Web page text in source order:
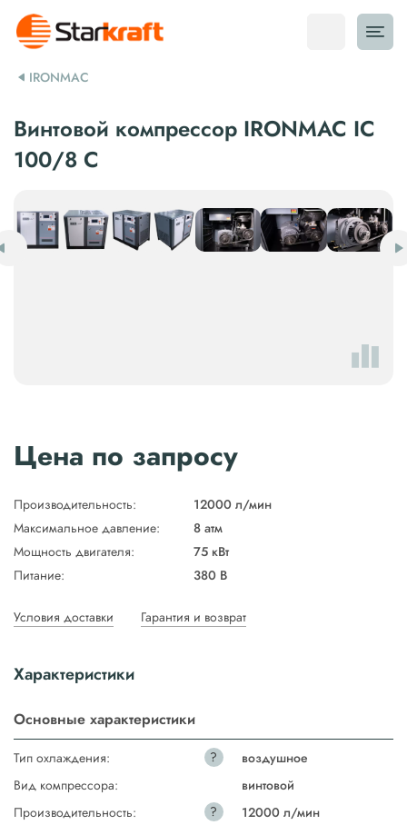
IRONMAC
Винтовой компрессор IRONMAC IC
100/8 C
Цена по запросу
Производительность:
12000 л/мин
Максимальное давление:
8 атм
Мощность двигателя:
75 кВт
Питание:
380 В
Условия доставки Гарантия и возврат
Характеристики
Основные характеристики
Тип охлаждения: ?
воздушное
Вид компрессора:
винтовой
Производительность:
?
12000 л/мин